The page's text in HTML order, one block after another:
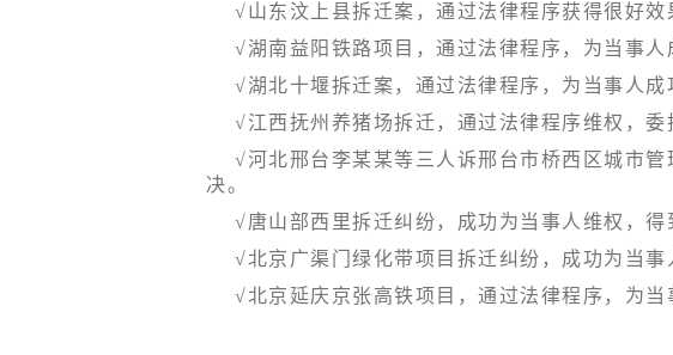
√山东汶上县拆迁案，通过法律程序获得很好效
√湖南益阳铁路项目，通过法律程序，为当事人
√湖北十堰拆迁案，通过法律程序，为当事人成
√江西抚州养猪场拆迁，通过法律程序维权，委
√河北邢台李某某等三人诉邢台市桥西区城市
决。
√唐山部西里拆迁纠纷，成功为当事人维权，得
√北京广渠门绿化带项目拆迁纠纷，成功为当事
√北京延庆京张高铁项目，通过法律程序，为当